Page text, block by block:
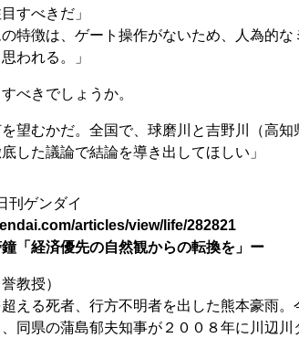
すべきだ」
特徴は、ゲート操作がないため、人為的
われる。」
べきでしょうか。
望むかだ。全国で、球磨川と吉野川（高知
した議論で結論を導き出してほしい」
ゲンダイ
articles/view/life/282821
「経済優先の自然観からの転換を」ー
教授）
える死者、行方不明者を出した熊本豪雨
同県の蒲島郁夫知事が２００８年に川辺